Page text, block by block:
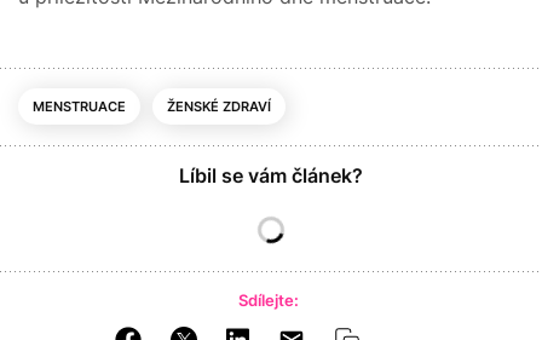
MENSTRUACE ŽENSKÉ ZDRAVÍ
Líbil se vám článek?
Sdílejte: